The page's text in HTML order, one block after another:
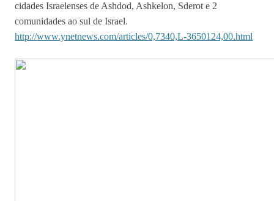
cidades Israelenses de Ashdod, Ashkelon, Sderot e 2
comunidades ao sul de Israel.
http://www.ynetnews.com/articles/0,7340,L-3650124,00.html